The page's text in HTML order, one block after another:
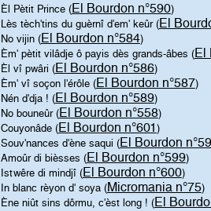
Èl Pètit Prince (El Bourdon n°590)
Lès tèch'tins du guèrnî d'em' keûr (El
No vijin (El Bourdon n°584)
Èm' pètit vilâdje ô payis dès grands-âbes (El
Èl vî pwâri (El Bourdon n°586)
Èm' vî soçon l'érôle (El Bourdon n°587)
Nén d'dja ! (El Bourdon n°589)
No bouneûr (El Bourdon n°558)
Couyonâde (El Bourdon n°601 )
Souv'nances d'ène saqui (El Bourdon
Amoûr di bièsses (El Bourdon n°599)
Istwêre di mindjî (El Bourdon n°600)
In blanc rèyon d' soya (Micromania n°75)
Ène niût sins dôrmu, c'èst long ! (El